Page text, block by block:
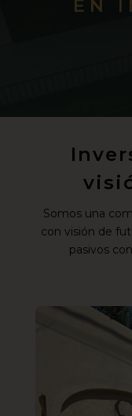
EN
Somos una
con visión de
pasivos